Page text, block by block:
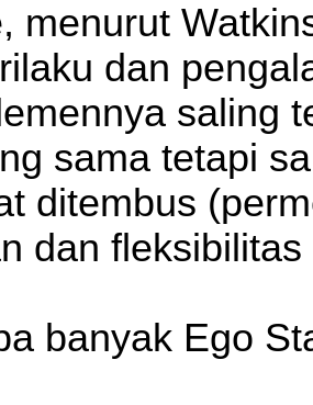
menurut
dan
saling
sama tetapi
ditembus
dan
banyak Ego